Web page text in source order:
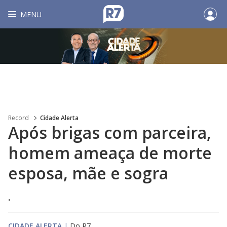
MENU
Record Cidade Alerta
Após brigas com parceira,
homem ameaça de morte
esposa, mãe e sogra
.